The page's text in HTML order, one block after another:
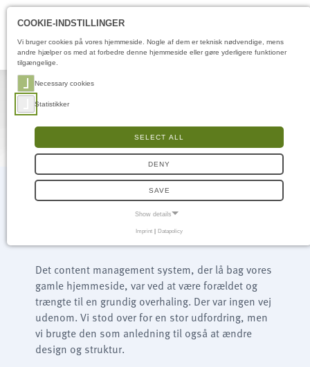
I ny glans…
Det content management system, der lå bag vores
gamle hjemmeside, var ved at være forældet og
trængte til en grundig overhaling. Der var ingen vej
udenom. Vi stod over for en stor udfordring, men
vi brugte den som anledning til også at ændre
design og struktur.
COOKIE-INDSTILLINGER
Vi bruger cookies på vores hjemmeside. Nogle af dem er teknisk nødvendige, mens
andre hjælper os med at forbedre denne hjemmeside eller gøre yderligere funktioner
tilgængelige.
Necessary cookies
Statistikker
SELECT ALL
DENY
SAVE
Show details
Samtykke-cookie
Name:
cookie_consent
Purpose:
Denne cookie gemmer brugerens valgte samtykkeindstillinger.
Imprint | Datapolicy